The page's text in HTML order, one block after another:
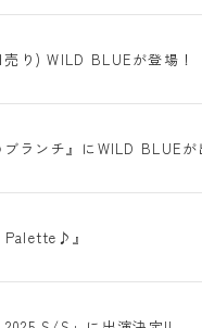
り) WILD BLUEが登場！
ランチ』にWILD BLUEが
』